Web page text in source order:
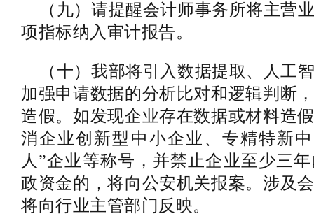
（九）请提醒会计师事务所将主营
项指标纳入审计报告。
（十）我部将引入数据提取、人工
加强申请数据的分析比对和逻辑判断
造假。如发现企业存在数据或材料造
消企业创新型中小企业、专精特新
人”企业等称号，并禁止企业至少三
政资金的，将向公安机关报案。涉及
将向行业主管部门反映。